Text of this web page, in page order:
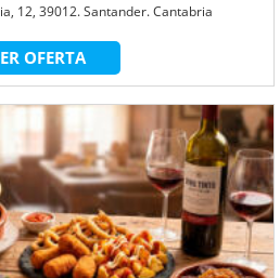
12, 39012. Santander. Cantabria
OFERTA